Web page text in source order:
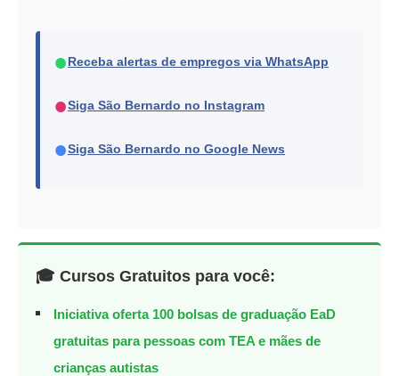
● Receba alertas de empregos via WhatsApp
●Siga São Bernardo no Instagram
●Siga São Bernardo no Google News
🎓 Cursos Gratuitos para você:
Iniciativa oferta 100 bolsas de graduação EaD
gratuitas para pessoas com TEA e mães de
crianças autistas